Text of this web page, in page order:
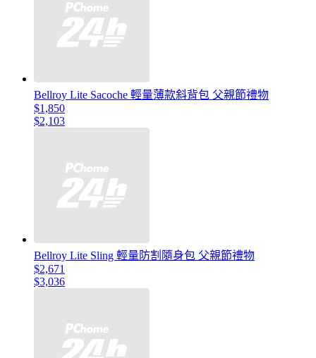
Bellroy Lite Sacoche 輕量薄款斜背包 父親節禮物
$1,850
$2,103
Bellroy Lite Sling 輕量防割隨身包 父親節禮物
$2,671
$3,036